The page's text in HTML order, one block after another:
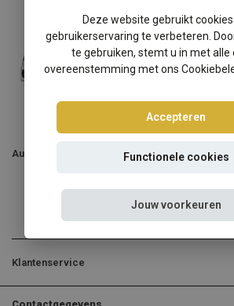
Audi A4 Cabriolet
Klantenservice
Contactgegevens
Deze website gebruikt
gebruikerservaring te verbeteren.
te gebruiken, stemt u in met alle
overeenstemming met ons
Accepteren
Functionele cookies
Jouw voorkeuren